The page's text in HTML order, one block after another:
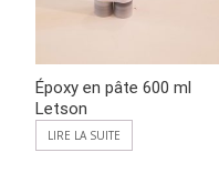
Époxy en pâte 600 ml
Letson
LIRE LA SUITE